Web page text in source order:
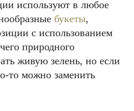
используют в любое
букеты,
с использованием
природного
живую зелень, но если
то можно заменить